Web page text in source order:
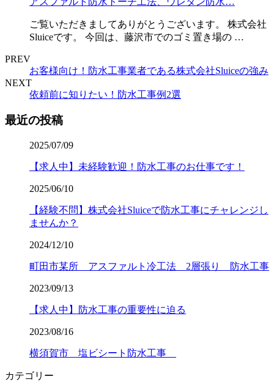
ご覧いただきましてありがとうございます。 株式会社
Sluiceです。 今回は、藤沢市でのゴミ置き場の …
PREV
お客様向け！防水工事業者である株式会社Sluiceの強み
NEXT
依頼前に知りたい！防水工事例2選
最近の投稿
2025/07/09
【求人中】未経験歓迎！防水工事のお仕事です！
2025/06/10
【経験不問】株式会社Sluiceで防水工事にチャレンジし
ませんか？
2024/12/10
町田市某所 アスファルト冷工法 2層張り 防水工事
2023/09/13
【求人中】防水工事の重要性に迫る
2023/08/16
横須賀市 塩ビシート防水工事
カテゴリー